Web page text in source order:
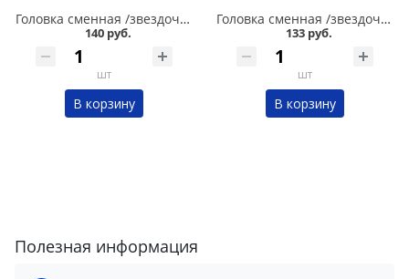
Головка сменная /звездочка/ Е8/1/2 Сервис ключ в Омске
140 руб.
шт
В корзину
Головка сменная /звездочка/ Е12 Сервис ключ в Омске
133 руб.
шт
В корзину
Полезная информация